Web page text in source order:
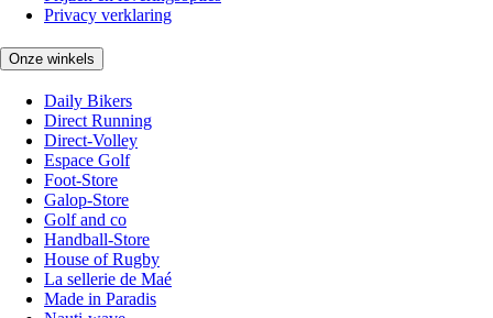
Privacy verklaring
Onze winkels
Daily Bikers
Direct Running
Direct-Volley
Espace Golf
Foot-Store
Galop-Store
Golf and co
Handball-Store
House of Rugby
La sellerie de Maé
Made in Paradis